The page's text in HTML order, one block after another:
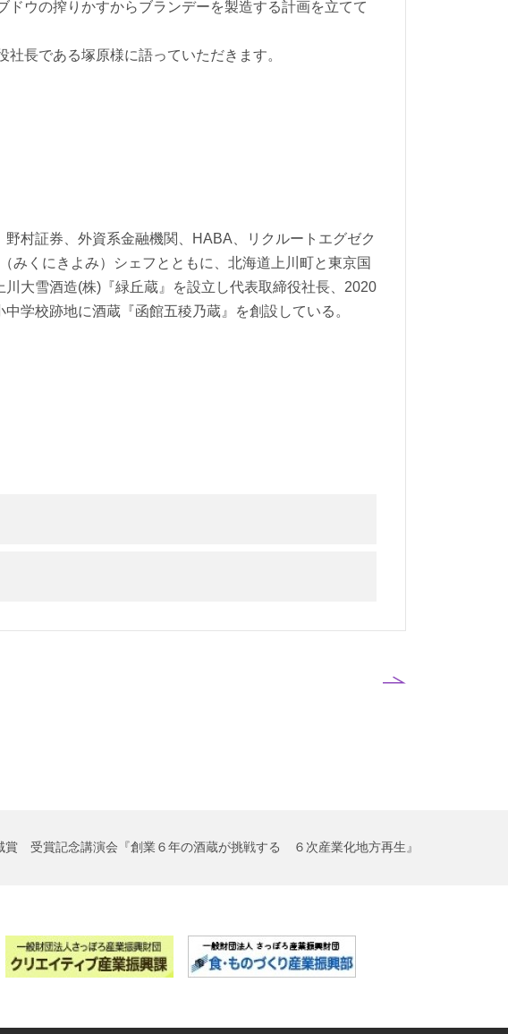
ウの搾りかすからブランデーを製造する計画を立てて
長である塚原様に語っていただきます。
村証券、外資系金融機関、HABA、リクルートエグゼク
みくにきよみ）シェフとともに、北海道上川町と東京国
大雪酒造(株)『緑丘蔵』を設立し代表取締役社長、2020
学校跡地に酒蔵『函館五稜乃蔵』を創設している。
受賞記念講演会『創業６年の酒蔵が挑戦する ６次産業化地方再生』